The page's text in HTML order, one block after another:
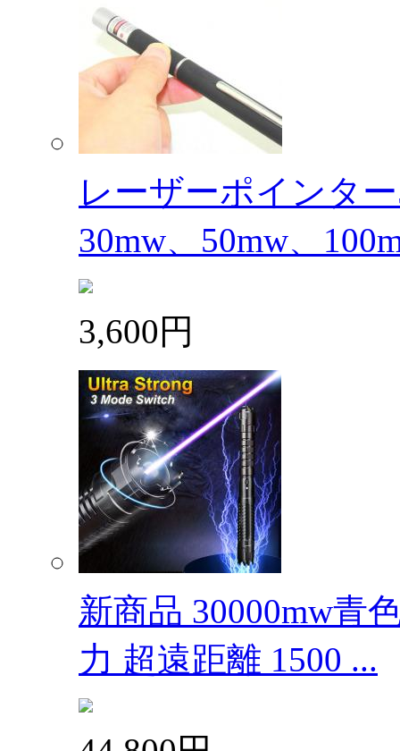
レーザーポインタ
30mw、50mw、
3,600円
新商品 30000mw青
力 超遠距離 1500 ...